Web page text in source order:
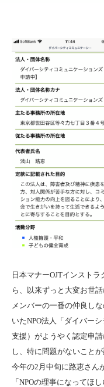
日本マナーOJTインスト
ら、以来ずっと大変お世
メンバーの一番の仲良し
いたNPO法人「ダイバー
支援）がようやく認定申
し、特に問題がないこと
今年の2月中旬に路恵さん
「NPOの理事になってほ